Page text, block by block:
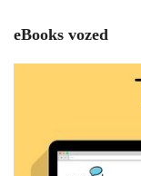
eBooks vozed